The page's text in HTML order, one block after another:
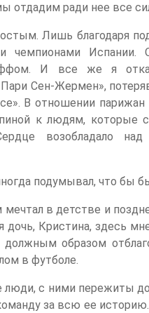
отдадим ради нее все
Лишь благодаря
чемпионами Испании.
И все же я
Сен-Жермен»,
В отношении парижан
к людям, которые
возобладало
подумывал, что бы
мечтал в детстве и
дочь, Кристина, здесь
образом
в футболе.
с ними пережиты
за всю ее